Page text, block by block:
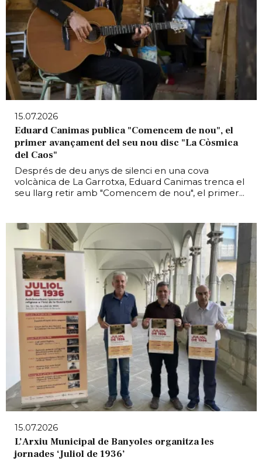
15.07.2026
Eduard Canimas publica "Comencem de nou", el
primer avançament del seu nou disc "La Còsmica
del Caos"
Després de deu anys de silenci en una cova
volcànica de La Garrotxa, Eduard Canimas trenca el
seu llarg retir amb "Comencem de nou", el primer...
15.07.2026
L’Arxiu Municipal de Banyoles organitza les
jornades ‘Juliol de 1936’